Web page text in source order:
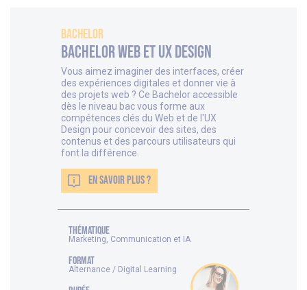
Bachelor
Bachelor Web et UX Design
Vous aimez imaginer des interfaces, créer
des expériences digitales et donner vie à
des projets web ? Ce Bachelor accessible
dès le niveau bac vous forme aux
compétences clés du Web et de l'UX
Design pour concevoir des sites, des
contenus et des parcours utilisateurs qui
font la différence.
EN SAVOIR PLUS ?
thématique
Marketing, Communication et IA
FORMAT
Alternance / Digital Learning